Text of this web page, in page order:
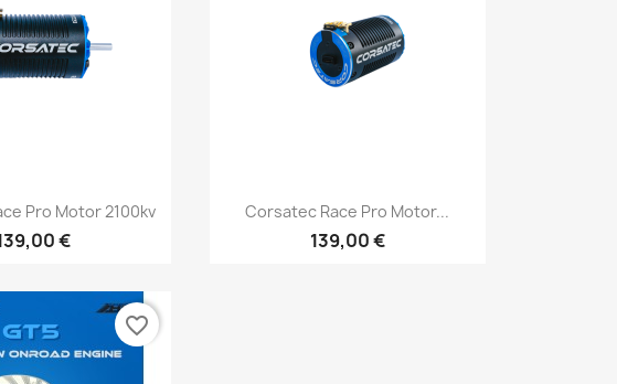
rapide
Pro Motor 2100kv
€
Aperçu rapide
Corsatec Race Pro Motor...
139,00 €
favorite_border